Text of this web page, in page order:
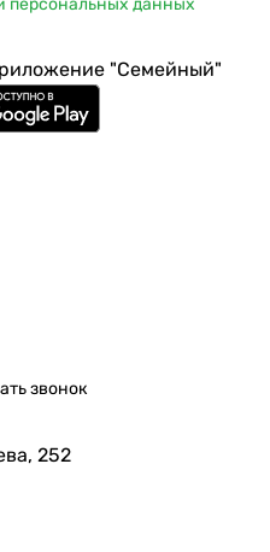
персональных данных
"Семейный"
звонок
252